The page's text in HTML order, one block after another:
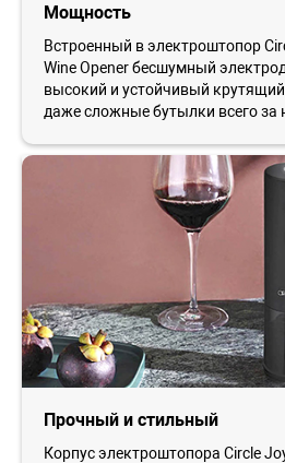
Мощность
Встроенный в электроштопор
Wine Opener бесшумный
высокий и устойчивый
даже сложные бутылки всего за
Прочный и стильный
Корпус электроштопора Circle